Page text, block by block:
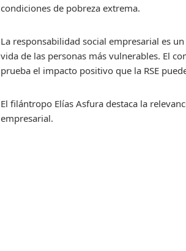
condiciones de pobreza extrema.
La responsabilidad social empresarial es
vida de las personas más vulnerables. El
prueba el impacto positivo que la RSE
El filántropo Elías Asfura destaca la
empresarial.